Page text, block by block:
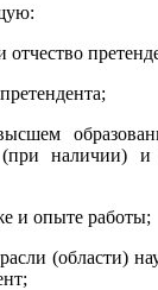
(при наличии)
и опыте работы;
(области)